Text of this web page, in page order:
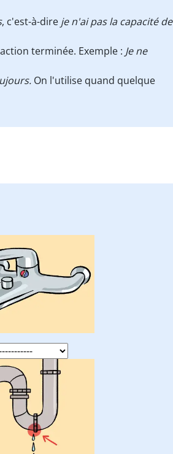
, c'est-à-dire je n'ai pas la capacité de
terminée. Exemple : Je ne
On l'utilise quand quelque